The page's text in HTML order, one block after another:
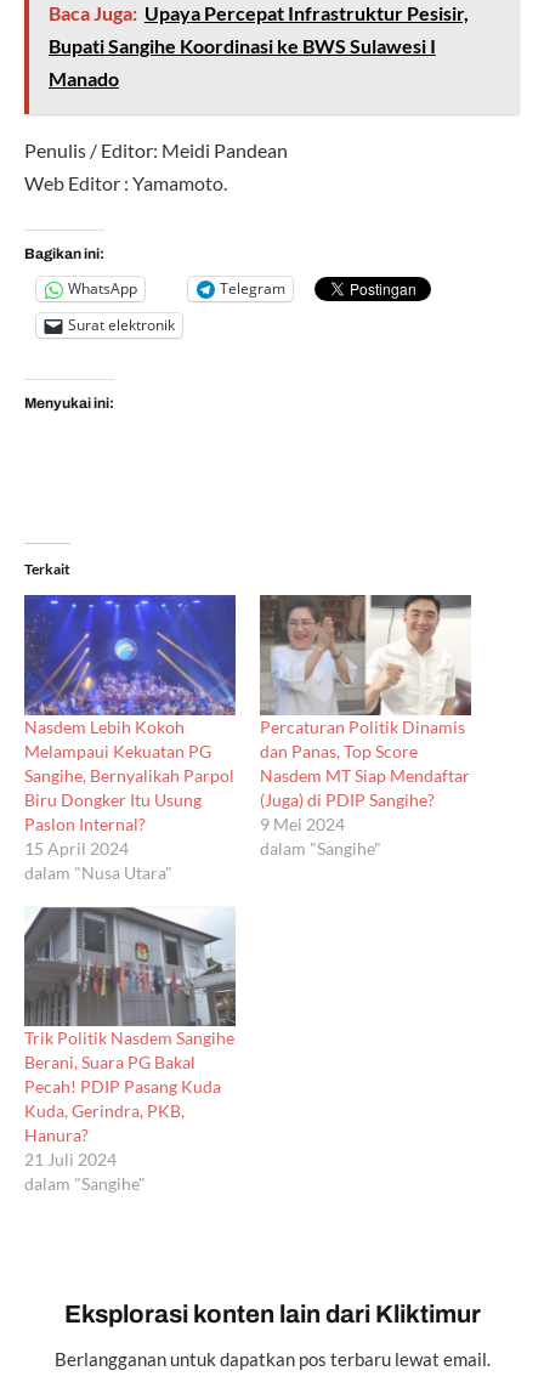
Baca Juga: Upaya Percepat Infrastruktur Pesisir,
Bupati Sangihe Koordinasi ke BWS Sulawesi I
Manado
Penulis / Editor: Meidi Pandean
Web Editor : Yamamoto.
Bagikan ini:
WhatsApp
Telegram
Surat elektronik
Menyukai ini:
Terkait
Nasdem Lebih Kokoh
Melampaui Kekuatan PG
Sangihe, Bernyalikah Parpol
Biru Dongker Itu Usung
Paslon Internal?
15 April 2024
dalam "Nusa Utara"
Percaturan Politik Dinamis
dan Panas, Top Score
Nasdem MT Siap Mendaftar
(Juga) di PDIP Sangihe?
9 Mei 2024
dalam "Sangihe"
Trik Politik Nasdem Sangihe
Berani, Suara PG Bakal
Pecah! PDIP Pasang Kuda
Kuda, Gerindra, PKB,
Hanura?
21 Juli 2024
dalam "Sangihe"
Eksplorasi konten lain dari Kliktimur
Berlangganan untuk dapatkan pos terbaru lewat email.